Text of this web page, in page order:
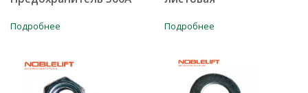
Подробнее Подробнее